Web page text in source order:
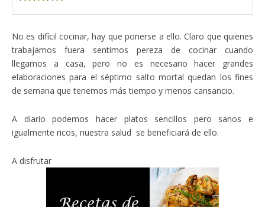
No es difícil cocinar, hay que ponerse a ello. Claro que quienes
trabajamos fuera sentimos pereza de cocinar cuando
llegamos a casa, pero no es necesario hacer grandes
elaboraciones para el séptimo salto mortal quedan los fines
de semana que tenemos más tiempo y menos cansancio.
A diario podemos hacer platos sencillos pero sanos e
igualmente ricos, nuestra salud se beneficiará de ello.
A disfrutar